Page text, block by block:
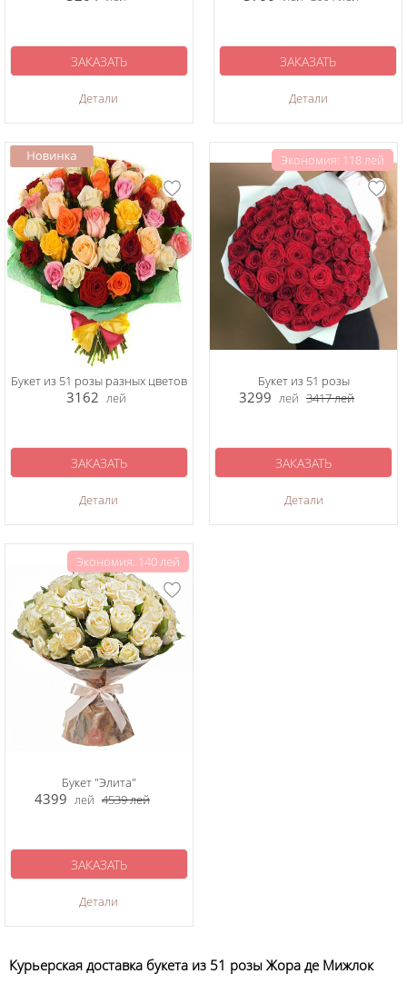
Детали
ЗАКАЗАТЬ
Детали
ЗАКАЗАТЬ
Букет из 51 розы разных цветов
3162 лей
Детали
ЗАКАЗАТЬ
Экономия: 118 лей
Букет из 51 розы
3299 лей 3417лей
Детали
ЗАКАЗАТЬ
Экономия: 140 лей
Букет "Элита"
4399 лей 4539лей
Детали
ЗАКАЗАТЬ
Курьерская доставка букета из 51 розы Жора де Мижлок